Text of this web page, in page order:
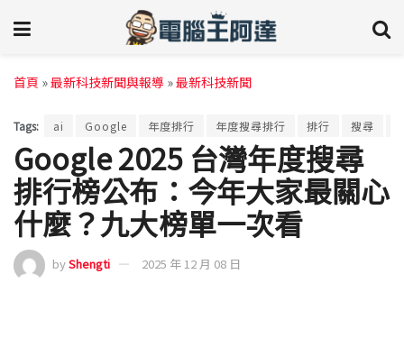
首頁 »最新科技新聞與報導 »最新科技新聞
Tags: ai Google 年度排行 年度搜尋排行 排行 搜尋
Google 2025 台灣年度搜尋
排行榜公布：今年大家最關心
什麼？九大榜單一次看
byShengti 2025 年 12 月 08 日